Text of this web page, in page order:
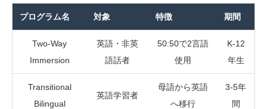
プログラム名 対象 特徴 期間
Two-Way
Immersion
英語・非英
語話者
50:50で2言語
使用
K-12
年生
Transitional
Bilingual
英語学習者
母語から英語
へ移行
3-5年
間